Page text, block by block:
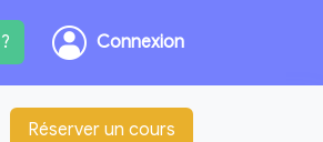
Connexion
Réserver un cours